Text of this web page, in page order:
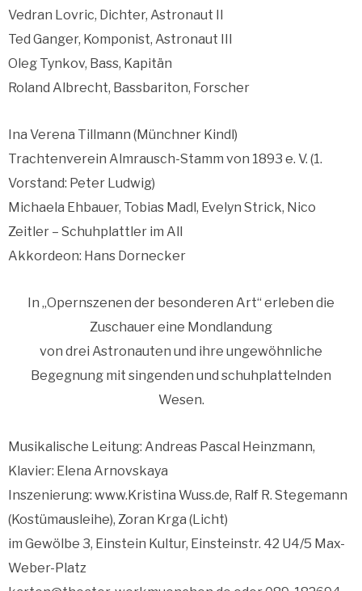
Vedran Lovric, Dichter, Astronaut II
Ted Ganger, Komponist, Astronaut III
Oleg Tynkov, Bass, Kapitän
Roland Albrecht, Bassbariton, Forscher
Ina Verena Tillmann (Münchner Kindl)
Trachtenverein Almrausch-Stamm von 1893 e. V. (1.
Vorstand: Peter Ludwig)
Michaela Ehbauer, Tobias Madl, Evelyn Strick, Nico
Zeitler – Schuhplattler im All
Akkordeon: Hans Dornecker
In „Opernszenen der besonderen Art“ erleben die
Zuschauer eine Mondlandung
von drei Astronauten und ihre ungewöhnliche
Begegnung mit singenden und schuhplattelnden
Wesen.
Musikalische Leitung: Andreas Pascal Heinzmann,
Klavier: Elena Arnovskaya
Inszenierung: www.Kristina Wuss.de, Ralf R. Stegemann
(Kostümausleihe), Zoran Krga (Licht)
im Gewölbe 3, Einstein Kultur, Einsteinstr. 42 U4/5 Max-
Weber-Platz